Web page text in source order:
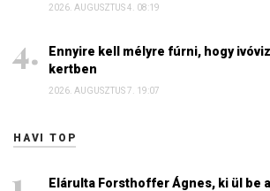
2026. AUGUSZTUS 4. 08:19
Ennyire kell mélyre fúrni, hogy
kertben
2026. AUGUSZTUS 7. 19:07
HAVI TOP
Elárulta Forsthoffer Ágnes, ki ül be